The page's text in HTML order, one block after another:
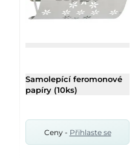
Samolepící feromonové
papíry (10ks)
Ceny - Přihlaste se